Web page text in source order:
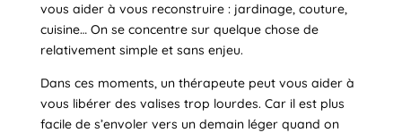
vous aider à vous reconstruire : jardinage, couture,
cuisine… On se concentre sur quelque chose de
relativement simple et sans enjeu.
Dans ces moments, un thérapeute peut vous aider à
vous libérer des valises trop lourdes. Car il est plus
facile de s’envoler vers un demain léger quand on